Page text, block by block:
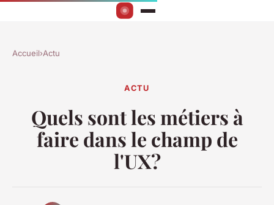
Accueil›Actu
ACTU
Quels sont les métiers à
faire dans le champ de
l'UX?